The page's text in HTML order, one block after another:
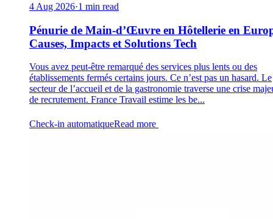
4 Aug 2026·1 min read
Pénurie de Main-d’Œuvre en Hôtellerie en
Causes, Impacts et Solutions Tech
Vous avez peut-être remarqué des services plus lents ou des
établissements fermés certains jours. Ce n’est pas un hasard. Le
secteur de l’accueil et de la gastronomie traverse une crise
de recrutement. France Travail estime les be...
Check-in automatiqueRead more